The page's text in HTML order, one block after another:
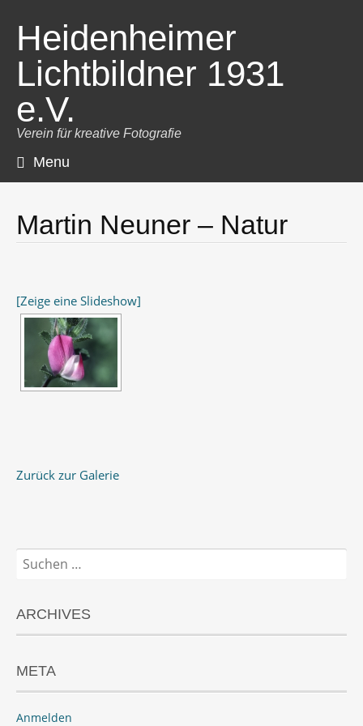
Heidenheimer
Lichtbildner 1931
e.V.
Verein für kreative Fotografie
Menu
Martin Neuner – Natur
[Zeige eine Slideshow]
Zurück zur Galerie
Suchen
nach:
ARCHIVES
META
Anmelden